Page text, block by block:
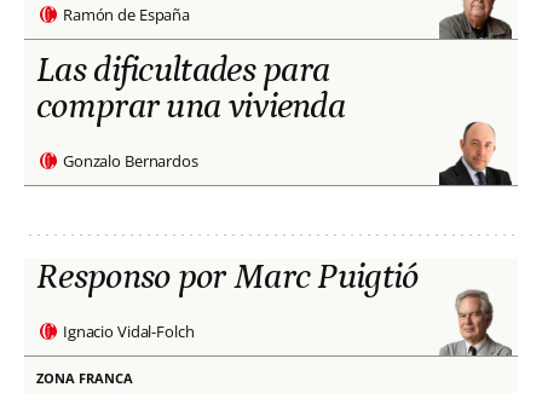
Ramón de España
Las dificultades para
comprar una vivienda
Gonzalo Bernardos
Responso por Marc Puigtió
Ignacio Vidal-Folch
ZONA FRANCA